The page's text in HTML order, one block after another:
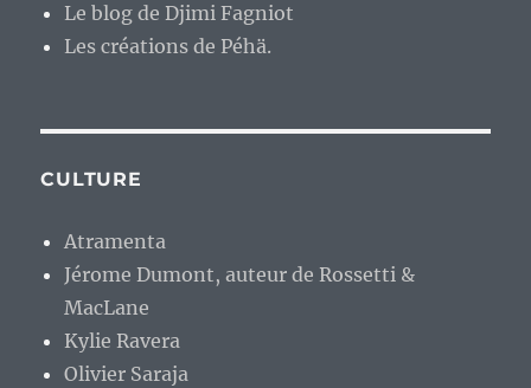
Le blog de Djimi Fagniot
Les créations de Péhä.
CULTURE
Atramenta
Jérome Dumont, auteur de Rossetti &
MacLane
Kylie Ravera
Olivier Saraja